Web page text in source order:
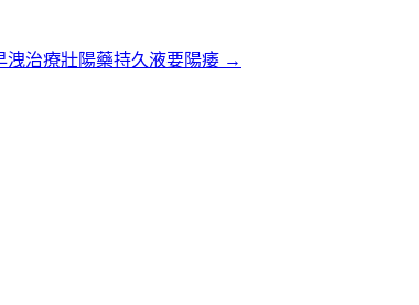
洩治療壯陽藥持久液要陽痿 →